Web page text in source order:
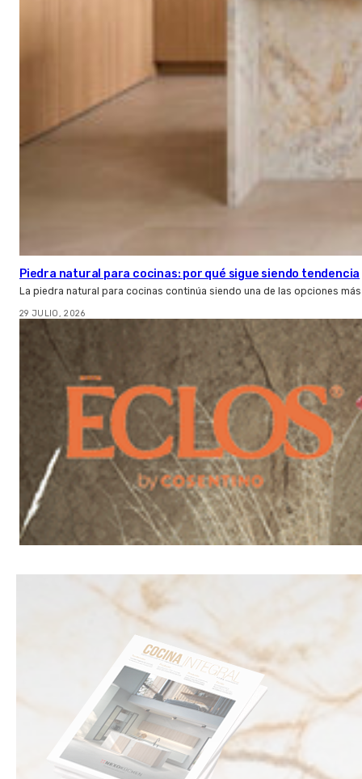
Piedra natural para cocinas: por qué sigue siendo tendencia
La piedra natural para cocinas continúa siendo una de las opciones
29 JULIO, 2026